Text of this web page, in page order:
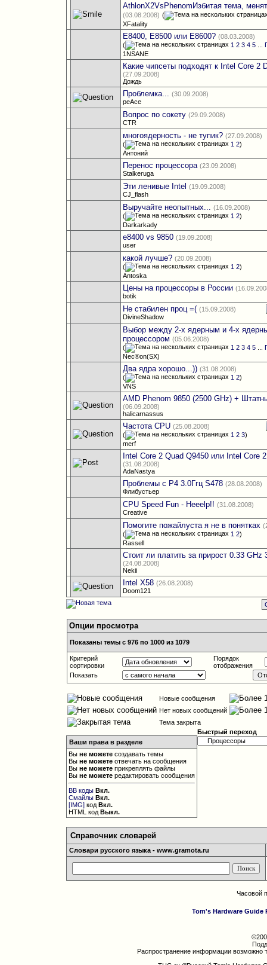
AthlonX2VsPhenomИзбитая тема,
(03.08.2008) (
XFatality
E8400, E8500 или E8600? (08.03.2008)
(
1 2 3 4 5 ...
1NSANE
Какие чипсеты подходят к Intel Core 2
(27.09.2008)
Дождь
Проблемка... (30.09.2008)
peAce
Вопрос по сокету (29.09.2008)
CTR
многоядерность - не тупик? (27.09.2008)
(
1 2)
Антоний
Перенос процессора (23.09.2008)
Stalkeruga
Эти ленивые Intel
(19.09.2008)
CJ_flash
Выручайте неопытных... (16.09.2008)
(
1 2)
Darkarkady
e8400 vs 9850 (19.09.2008)
user
какой лучше? (20.09.2008)
(
1 2)
Antoska
Цены на процессоры в России
botik
Не стабилен проц =( (15.09.2008)
DivineShadow
Выбор между 2-х ядерным и 4-х
процессором (05.06.2008)
(
1 2 3 4 5 ...
Nec®on(SX)
Два ядра хорошо...)) (31.08.2008)
(
1 2)
VNS
AMD Phenom 9850 (2500 GHz) +
(06.09.2008)
halicarnassus
Частота CPU (25.08.2008)
(
1 2 3)
merf
Intel Core 2 Quad Q9450 или Intel Core
(31.08.2008)
AdaNastya
Проблемы с P4 3.0Ггц S478 (28.08.2008)
Флибустьер
CPU Speed Fun - Heeelp!! (31.08.2008)
Creative
Помогите пожайлуста я не в понятках
(
1 2)
Rassell
Стоит ли платить за прирост 0.33 GHz
(24.08.2008)
Nekii
Intel X58 (26.08.2008)
Doom121
Опции просмотра
Показаны темы с 976 по 1000 из 1079
Критерий
сортировки
Порядок
отображения
Показать
Новые сообщения
Нет новых сообщений
Тема закрыта
Ваши права в разделе
Выне можете создавать темы
Выне можете отвечать на сообщения
Выне можете прикреплять файлы
Выне можете редактировать сообщения
BB коды Вкл.
Смайлы Вкл.
[IMG] кодВкл.
HTML кодВыкл.
Быстрый переход
Справочник словарей
Словари русского языка - www.gramota.ru
Часовой
Tom's Hardware Guide
Распространение информации возможно